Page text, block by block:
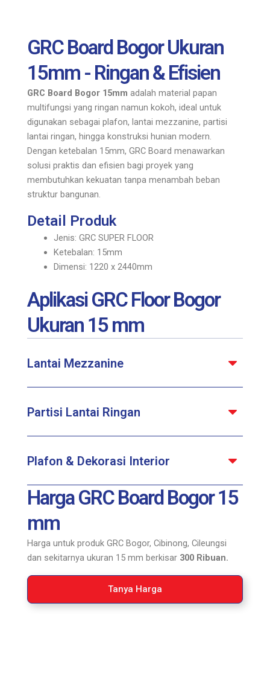
GRC Board Bogor Ukuran
15mm - Ringan & Efisien
GRC Board Bogor 15mm adalah material papan
multifungsi yang ringan namun kokoh, ideal untuk
digunakan sebagai plafon, lantai mezzanine, partisi
lantai ringan, hingga konstruksi hunian modern.
Dengan ketebalan 15mm, GRC Board menawarkan
solusi praktis dan efisien bagi proyek yang
membutuhkan kekuatan tanpa menambah beban
struktur bangunan.
Detail Produk
Jenis: GRC SUPER FLOOR
Ketebalan: 15mm
Dimensi: 1220 x 2440mm
Aplikasi GRC Floor Bogor
Ukuran 15 mm
Lantai Mezzanine
Partisi Lantai Ringan
Plafon & Dekorasi Interior
Harga GRC Board Bogor 15
mm
Harga untuk produk GRC Bogor, Cibinong, Cileungsi
dan sekitarnya ukuran 15 mm berkisar 300 Ribuan.
Tanya Harga